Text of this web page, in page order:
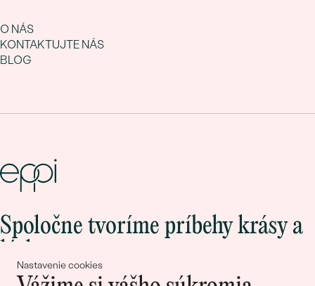
Nastavenie cookies
O NÁS
KONTAKTUJTE NÁS
BLOG
Spoločne tvoríme príbehy krásy a